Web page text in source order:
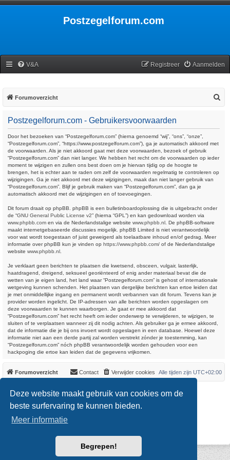
Deze website maakt gebruik van cookies om de
beste surfervaring te kunnen bieden.
Meer informatie
Begrepen!
Postzegelforum.com
V&A Aanmelden
Registreer
Forumoverzicht
Postzegelforum.com - Gebruikersvoorwaarden
Door het bezoeken van “Postzegelforum.com” (hierna genoemd “wij”, “ons”, “onze”,
“Postzegelforum.com”, “https://www.postzegelforum.com”), ga je automatisch akkoord met
de voorwaarden. Als je niet akkoord gaat met deze voorwaarden, bezoek of gebruik
“Postzegelforum.com” dan niet langer. We hebben het recht om de voorwaarden op ieder
moment te wijzigen en zullen ons best doen om je hiervan tijdig op de hoogte te
brengen, het is echter aan te raden om zelf de voorwaarden regelmatig te controleren op
wijzigingen. Ga je niet akkoord met deze wijzigingen, maak dan niet langer gebruik van
“Postzegelforum.com”. Blijf je gebruik maken van “Postzegelforum.com”, dan ga je
automatisch akkoord met de wijzigingen en of toevoegingen.
Dit forum draait op phpBB. phpBB is een bulletinboardoplossing die is uitgebracht onder
de “GNU General Public License v2” (hierna “GPL”) en kan gedownload worden via
www.phpbb.com en via de Nederlandstalige website www.phpbb.nl . De phpBB-software
maakt internetgebaseerde discussies mogelijk. phpBB Limited is niet verantwoordelijk
voor wat wordt toegestaan of juist geweigerd als toelaatbare inhoud en/of gedrag. Meer
informatie over phpBB kun je vinden op https://www.phpbb.com/ of de Nederlandstalige
website www.phpbb.nl
Je verklaart geen berichten te plaatsen die kwetsend, obsceen, vulgair, lasterlijk,
haatdragend, dreigend, seksueel georiënteerd of enig ander materiaal bevat die de
wetten van je eigen land, het land waar “Postzegelforum.com” is gehost of internationale
wetgeving kunnen schenden. Het plaatsen van dergelijke berichten kan ertoe leiden dat
je met onmiddellijke ingang en permanent wordt verbannen van dit forum. Tevens kan je
provider worden ingelicht. De IP-adressen van alle berichten worden opgeslagen om
deze voorwaarden te kunnen waarborgen. Je gaat er mee akkoord dat
“Postzegelforum.com” het recht heeft om ieder onderwerp te verwijderen, te wijzigen, te
sluiten of te verplaatsen wanneer zij dit nodig achten. Als gebruiker ga je ermee akkoord,
dat de informatie die je bij ons invoert wordt opgeslagen in een database. Hoewel deze
informatie niet aan een derde partij zal worden verstrekt zónder je toestemming, kan
“Postzegelforum.com” nóch phpBB verantwoordelijk worden gehouden voor een
hackpoging die ertoe kan leiden dat de gegevens vrijkomen.
Forumoverzicht Alle tijden zijn UTC+02:00
Verwijder cookies
Contact
*Original Author:Brad Veryard
*Updated to 3.3.x by MannixMD
* Style version: 3.4.0
Powered by